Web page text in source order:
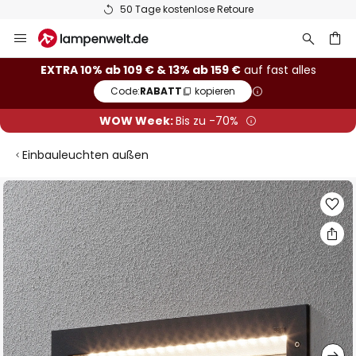
50 Tage kostenlose Retoure
Inhalt
springen
EXTRA 10% ab 109 € & 13% ab 159 €auf fast alles
Code:RABATT kopieren
WOW Week:Bis zu -70%
Einbauleuchten außen
Zum
Ende
der
Bildgalerie
springen